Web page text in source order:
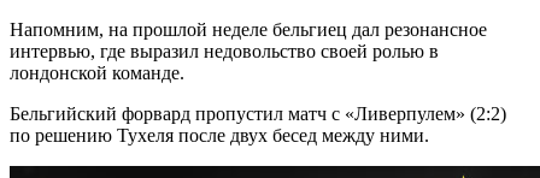
Напомним, на прошлой неделе бельгиец дал резонансное
интервью, где выразил недовольство своей ролью в
лондонской команде.
Бельгийский форвард пропустил матч с «Ливерпулем» (2:2)
по решению Тухеля после двух бесед между ними.